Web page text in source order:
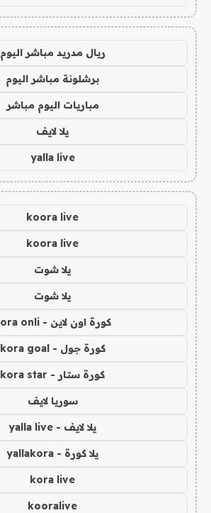
ريال مدريد مباشر اليوم
برشلونة مباشر اليوم
مباريات اليوم مباشر
يلا لايف
yalla live
koora live
koora live
يلا شوت
يلا شوت
كورة اون لاين - kora onli
كورة جول - kora goal
كورة ستار - kora star
سوريا لايف
يلا لايف - yalla live
يلا كورة - yallakora
kora live
kooralive